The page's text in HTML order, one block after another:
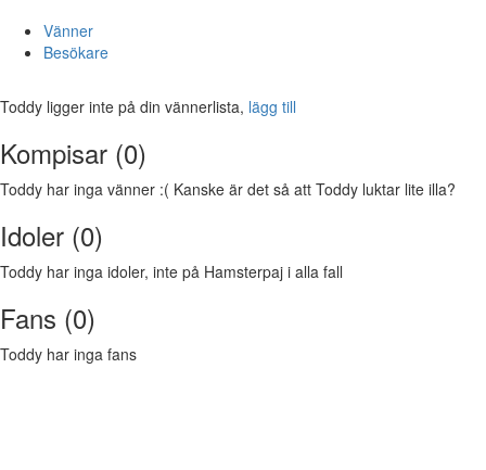
Vänner
Besökare
Toddy ligger inte på din vännerlista, lägg till
Kompisar (0)
Toddy har inga vänner :( Kanske är det så att Toddy luktar lite illa?
Idoler (0)
Toddy har inga idoler, inte på Hamsterpaj i alla fall
Fans (0)
Toddy har inga fans